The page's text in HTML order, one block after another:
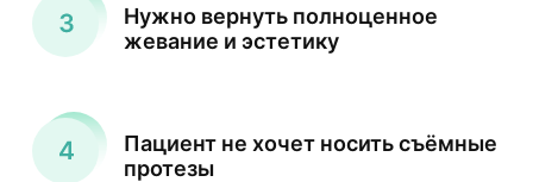
Нужно вернуть полноценное
жевание и эстетику
Пациент не хочет носить съёмные
протезы